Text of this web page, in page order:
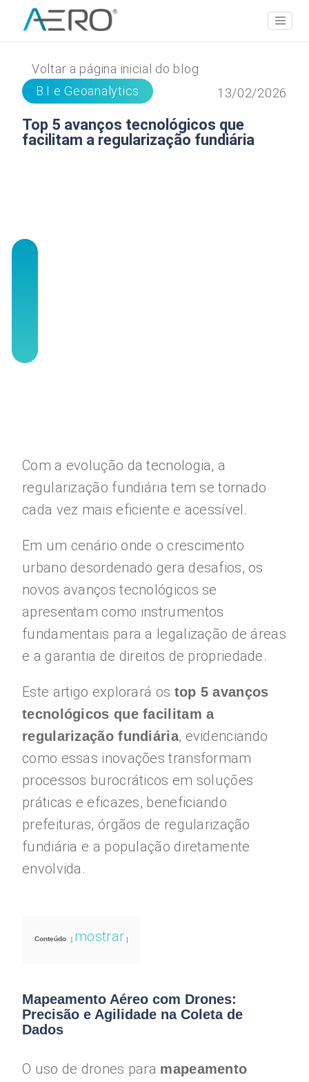
B.I e Geoanalytics 13/02/2026
Voltar a página inicial do blog
Top 5 avanços tecnológicos que
facilitam a regularização fundiária
Com a evolução da tecnologia, a
regularização fundiária tem se tornado
cada vez mais eficiente e acessível.
Em um cenário onde o crescimento
urbano desordenado gera desafios, os
novos avanços tecnológicos se
apresentam como instrumentos
fundamentais para a legalização de áreas
e a garantia de direitos de propriedade.
Este artigo explorará os top 5 avanços
tecnológicos que facilitam a
regularização fundiária, evidenciando
como essas inovações transformam
processos burocráticos em soluções
práticas e eficazes, beneficiando
prefeituras, órgãos de regularização
fundiária e a população diretamente
envolvida.
Conteúdo mostrar
Mapeamento Aéreo com Drones:
Precisão e Agilidade na Coleta de
Dados
O uso de drones para mapeamento